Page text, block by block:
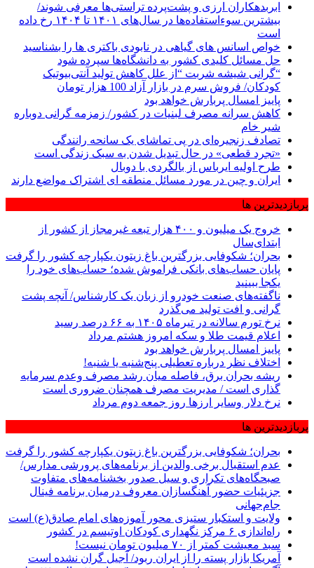
ابربدهکاران ارزی و پشت‌پرده تراستی‌ها معرفی شوند/
بیشترین سوءاستفاده‌ها در سال‌های ۱۴۰۱ تا ۱۴۰۴ رخ داده
است
خواص اسانس های گیاهی در نابودی باکتری ها را بشناسید
حل مسائل کلیدی کشور به دانشگاه‌ها سپرده شود
“گرانی شیشه شربت “از علل کاهش تولید آنتی‌بیوتیک
کودکان/ فروش سرم در بازار آزاد 100 هزار تومان
پاییز امسال پربارش خواهد بود
کاهش سرانه مصرف لبنیات در کشور/ زمزمه گرانی دوباره
شیر خام
تصادف زنجیره‌ای در پی تماشای یک سانحه رانندگی
«تجرد قطعی» در حال تبدیل شدن به سبک زندگی است
طرح اولیه ایرباس از بالگردی با دوبال
ایران و چین در مورد مسائل منطقه ای اشتراک مواضع دارند
پربازدیدترین ها
خروج یک میلیون و ۴۰۰ هزار تبعه غیرمجاز از کشور از
ابتدای‌سال
بحران؛ شکوفایی بزرگترین باغ زیتون یکپارچه کشور را گرفت
پایان حساب‌های بانکی فراموش شده؛ حساب‌های خود را
یکجا ببینید
ناگفته‌های صنعت خودرو از زبان یک کارشناس/ آنچه پشت
گرانی و افت تولید می‌گذرد
نرخ تورم سالانه در تیرماه ۱۴۰۵ به ۶۶ درصد رسید
اعلام قیمت طلا و سکه امروز هشتم مرداد
پاییز امسال پربارش خواهد بود
اختلاف نظر درباره تعطیلی پنج‌شنبه یا شنبه!
ریشه بحران برق، فاصله میان رشد مصرف وعدم سرمایه
گذاری است / مدیریت مصرف همچنان ضروری است
نرخ دلار وسایر ارزها روز جمعه دوم مرداد
پربازدیدترین ها
بحران؛ شکوفایی بزرگترین باغ زیتون یکپارچه کشور را گرفت
عدم استقبال برخی والدین از برنامه‌های پرورشی مدارس/
صبحگاه‌های تکراری و سیل صدور بخشنامه‌های متفاوت
جزیئیات حضور آهنگسازان معروف درمیان برنامه فینال
جام‌جهانی
ولایت و استکبار ستیزی محور آموزه‌های امام صادق(ع) است
راه‌اندازی ۶ مرکز نگهداری کودکان اوتیسم در کشور
سبد معیشت کمتر از ۷۰ میلیون تومان نیست!
آمریکا بازار پسته را از ایران ربود/ آجیل گران نشده است